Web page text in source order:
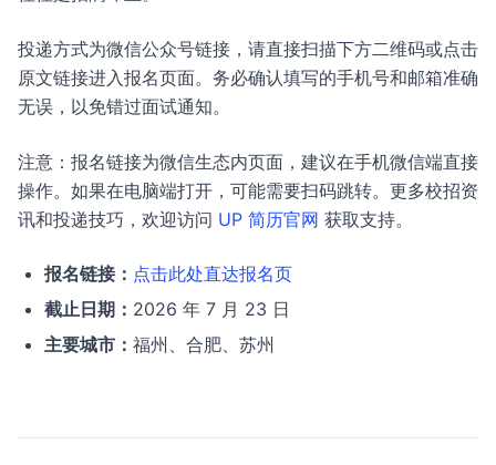
投递方式为微信公众号链接，请直接扫描下方二维码或点击
原文链接进入报名页面。务必确认填写的手机号和邮箱准确
无误，以免错过面试通知。
注意：报名链接为微信生态内页面，建议在手机微信端直接
操作。如果在电脑端打开，可能需要扫码跳转。更多校招资
讯和投递技巧，欢迎访问 UP 简历官网 获取支持。
报名链接： 点击此处直达报名页
截止日期： 2026 年 7 月 23 日
主要城市： 福州、合肥、苏州